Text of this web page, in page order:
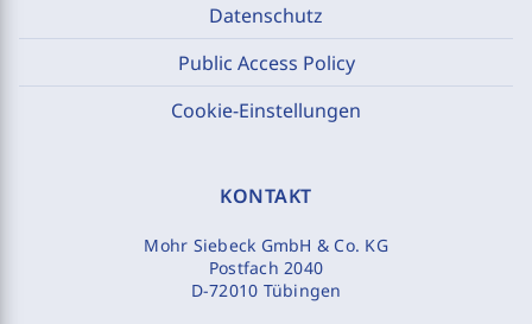
Datenschutz
Public Access Policy
Cookie-Einstellungen
KONTAKT
Mohr Siebeck GmbH & Co. KG
Postfach 2040
D-72010 Tübingen